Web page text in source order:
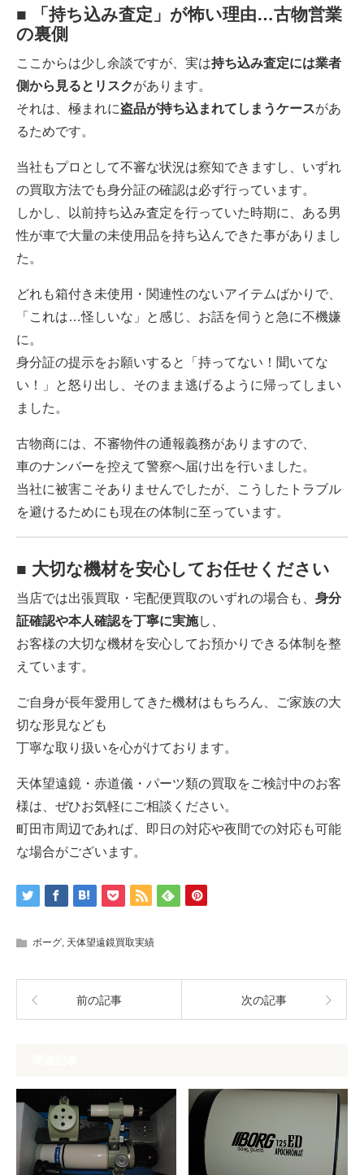
■ 「持ち込み査定」が怖い理由…古物営業
の裏側
ここからは少し余談ですが、実は持ち込み査定には業者
側から見るとリスクがあります。
それは、極まれに盗品が持ち込まれてしまうケースがあ
るためです。
当社もプロとして不審な状況は察知できますし、いずれ
の買取方法でも身分証の確認は必ず行っています。
しかし、以前持ち込み査定を行っていた時期に、ある男
性が車で大量の未使用品を持ち込んできた事がありまし
た。
どれも箱付き未使用・関連性のないアイテムばかりで、
「これは…怪しいな」と感じ、お話を伺うと急に不機嫌
に。
身分証の提示をお願いすると「持ってない！聞いてな
い！」と怒り出し、そのまま逃げるように帰ってしまい
ました。
古物商には、 不審物件の通報義務がありますので、
車のナンバーを控えて警察へ届け出を行いました。
当社に被害こそありませんでしたが、こうしたトラブル
を避けるためにも現在の体制に至っています。
■ 大切な機材を安心してお任せください
当店では出張買取・宅配便買取のいずれの場合も、 身分
証確認や本人確認を丁寧に実施し、
お客様の大切な機材を安心してお預かりできる体制を整
えています。
ご自身が長年愛用してきた機材はもちろん、
ご家族の大
切な形見なども
丁寧な取り扱いを心がけております。
天体望遠鏡・赤道儀・パーツ類の買取をご検討中のお客
様は、ぜひお気軽にご相談ください。
町田市周辺であれば、即日の対応や夜間での対応も可能
な場合がございます。
ボーグ, 天体望遠鏡買取実績
前の記事 次の記事